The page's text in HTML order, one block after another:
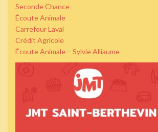
Seconde Chance
Écoute Animale
Carrefour Laval
Crédit Agricole
Écoute Animale – Sylvie Alliaume